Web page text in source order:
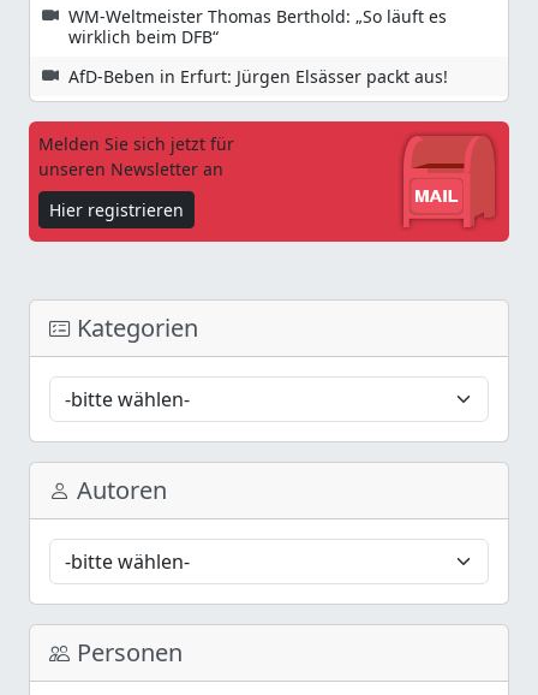
WM-Weltmeister Thomas Berthold: „So läuft es
wirklich beim DFB“
AfD-Beben in Erfurt: Jürgen Elsässer packt aus!
Melden Sie sich jetzt für
unseren Newsletter an
Hier registrieren
Kategorien
Autoren
Personen